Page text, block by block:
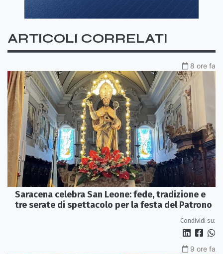
ARTICOLI CORRELATI
8 ore fa
Saracena celebra San Leone: fede, tradizione e
tre serate di spettacolo per la festa del Patrono
Condividi su:
9 ore fa